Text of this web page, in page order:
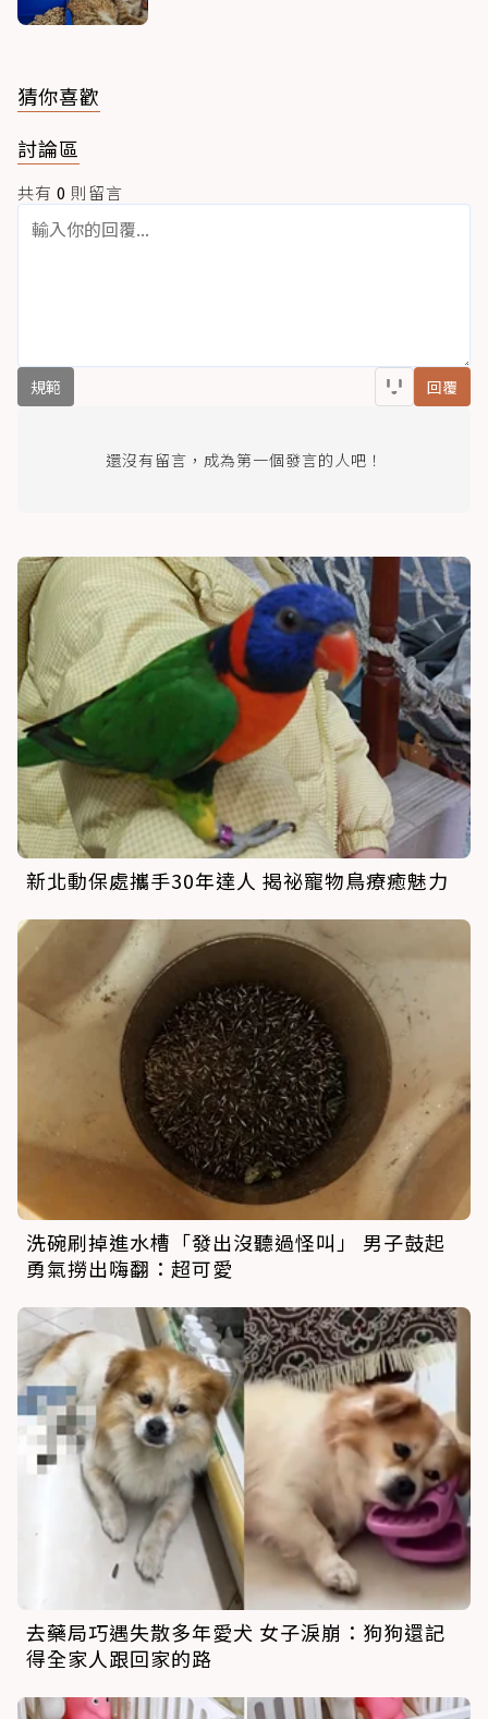
猜你喜歡
討論區
共有 0 則留言
規範 回覆
還沒有留言，成為第一個發言的人吧！
新北動保處攜手30年達人 揭祕寵物鳥療癒魅力
洗碗刷掉進水槽「發出沒聽過怪叫」 男子鼓起
勇氣撈出嗨翻：超可愛
去藥局巧遇失散多年愛犬 女子淚崩：狗狗還記
得全家人跟回家的路